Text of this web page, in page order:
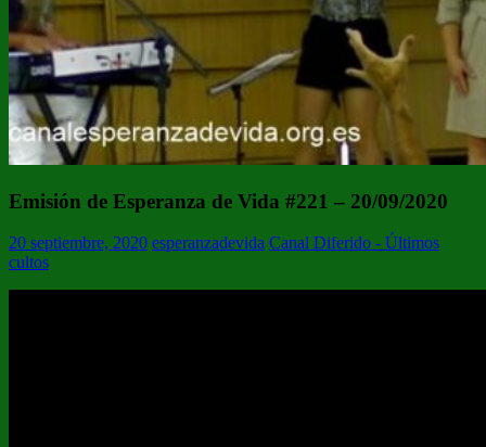
Emisión de Esperanza de Vida #221 – 20/09/2020
20 septiembre, 2020 esperanzadevida Canal Diferido - Últimos
cultos